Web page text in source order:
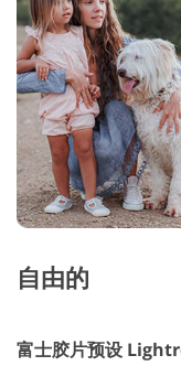
自由的
富士胶片预设